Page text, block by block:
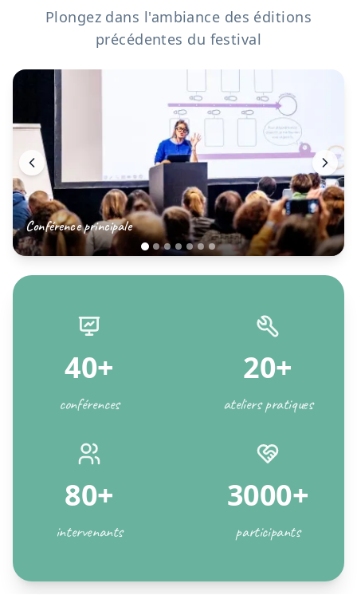
Plongez dans l'ambiance des éditions
précédentes du festival
Conférence principale
40+
conférences
20+
ateliers pratiques
80+
intervenants
3000+
participants